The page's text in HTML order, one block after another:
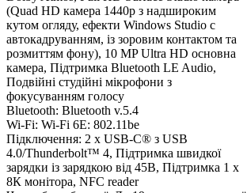
(Quad HD камера 1440p з надшироким
кутом огляду, ефекти Windows Studio c
автокадруванням, із зоровим контактом та
розмиттям фону), 10 MP Ultra HD основна
камера, Підтримка Bluetooth LE Audio,
Подвійні студійні мікрофони з
фокусуванням голосу
Bluetooth: Bluetooth v.5.4
Wi-Fi: Wi-Fi 6Е: 802.11be
Підключення: 2 x USB-C® з USB
4.0/Thunderbolt™ 4, Підтримка швидкої
зарядки із зарядкою від 45В, Підтримка 1 х
8К монітора, NFC reader